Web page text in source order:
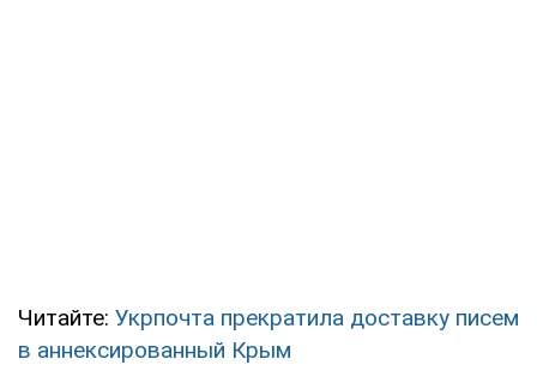
Читайте: Укрпочта прекратила доставку писем
в аннексированный Крым